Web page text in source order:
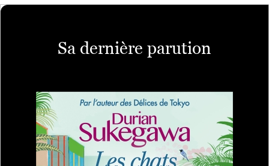
Sa dernière parution